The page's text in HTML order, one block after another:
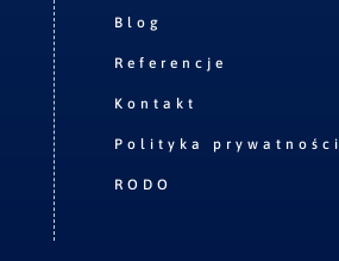
Blog
Referencje
Kontakt
Polityka prywatności
RODO